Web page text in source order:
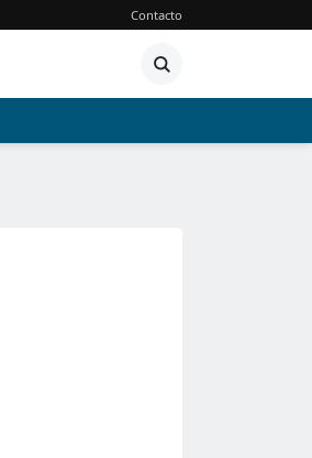
Contacto